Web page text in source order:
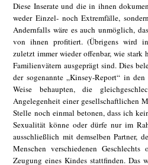
Diese Inserate und die in ihnen
weder Einzel- noch Extremfälle,
Andernfalls wäre es auch unmöglich,
von ihnen profitiert. (Übrigens wird
zuletzt immer wieder offenbar, wie stark
Familienvätern ausgeprägt sind. Dies
der sogenannte „Kinsey-Report“ in
Weise behaupten, die
Angelegenheit einer gesellschaftlichen
Stelle noch einmal betonen, dass ich
Sexualität könne oder dürfe nur im
ausschließlich mit demselben Partner,
Menschen verschiedenen
Zeugung eines Kindes stattfinden. Das